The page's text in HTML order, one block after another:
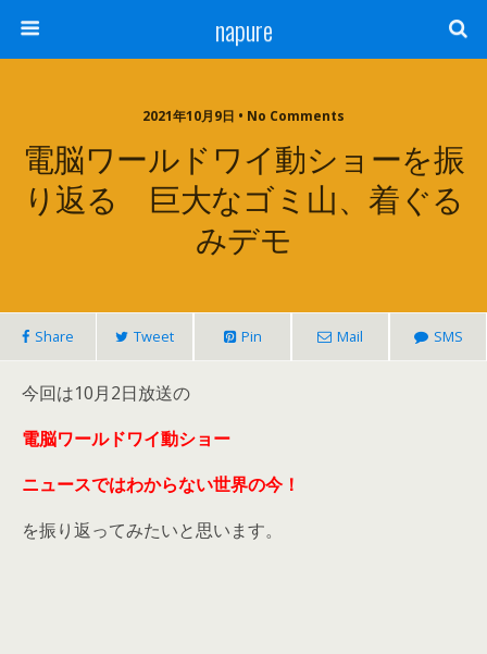
napure
2021年10月9日 • No Comments
電脳ワールドワイ動ショーを振
り返る 巨大なゴミ山、着ぐる
みデモ
Share Tweet Pin Mail SMS
今回は10月2日放送の
電脳ワールドワイ動ショー
ニュースではわからない世界の今！
を振り返ってみたいと思います。